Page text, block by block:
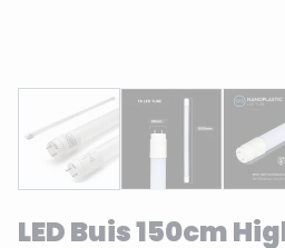
LED Buis 150cm